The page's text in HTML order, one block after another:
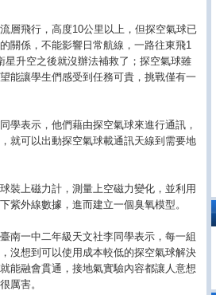
層飛行，高度10公里以上，但探空氣球已
關係，不能影響日常航線，一路往東飛1
升空之後就沒辦法補救了；探空氣球雖
能讓學生們感受到任務可貴，挑戰僅有一
學表示，他們藉由探空氣球來進行通訊，
就可以出動探空氣球載通訊天線到需要地
裝上磁力計，測量上空磁力變化，並利用
紫外線數據，進而建立一個臭氧模型。
南一中二年級天文社李同學表示，每一組
沒想到可以使用成本較低的探空氣球解決
能融會貫通，接地氣實驗內容都讓人意想
厲害。